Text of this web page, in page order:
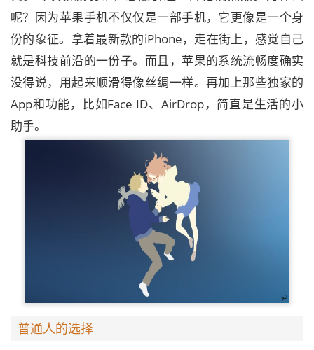
呢？因为苹果手机不仅仅是一部手机，它更像是一个身
份的象征。拿着最新款的iPhone，走在街上，感觉自己
就是科技前沿的一份子。而且，苹果的系统流畅度确实
没得说，用起来顺滑得像丝绸一样。再加上那些独家的
App和功能，比如Face ID、AirDrop，简直是生活的小
助手。
普通人的选择